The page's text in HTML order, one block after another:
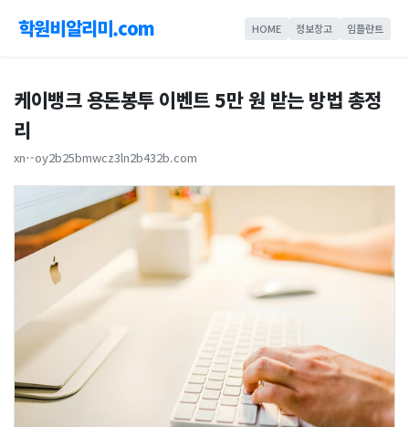
학원비알리미.com HOME 정보창고 임플란트
케이뱅크 용돈봉투 이벤트 5만 원 받는 방법 총정
리
xn--oy2b25bmwcz3ln2b432b.com